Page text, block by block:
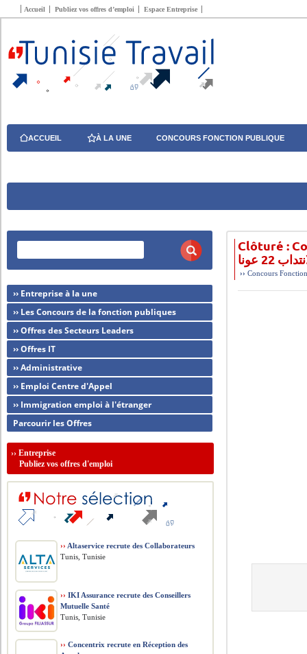
Accueil Publiez vos offres d’emploi Espace Entreprise
ACCUEIL À LA UNE CONCOURS FONCTION PUBLIQUE
Clôturé :
عونا
››Concours
›› Entreprise à la une
›› Les Concours de la fonction publiques
›› Offres des Secteurs Leaders
›› Offres IT
›› Administrative
›› Emploi Centre d'Appel
›› Immigration emploi à l'étranger
Parcourir les Offres
››Entreprise
Publiez vos offres d'emploi
›› Altaservice recrute des Collaborateurs
Tunis, Tunisie
›› IKI Assurance recrute des Conseillers
Mutuelle Santé
Tunis, Tunisie
›› Concentrix recrute en Réception des